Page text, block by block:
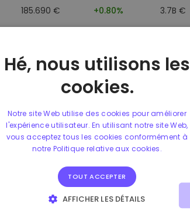
185.690 € +0.80% 3.7B €
0.864596 € 0.00% 3.5B €
0.080659000 € -4.80%
Hé, nous utilisons les
cookies.
Notre site Web utilise des cookies pour améliorer
l'expérience utilisateur. En utilisant notre site Web,
vous acceptez tous les cookies conformément à
notre Politique relative aux cookies.
TOUT ACCEPTER
AFFICHER LES DÉTAILS